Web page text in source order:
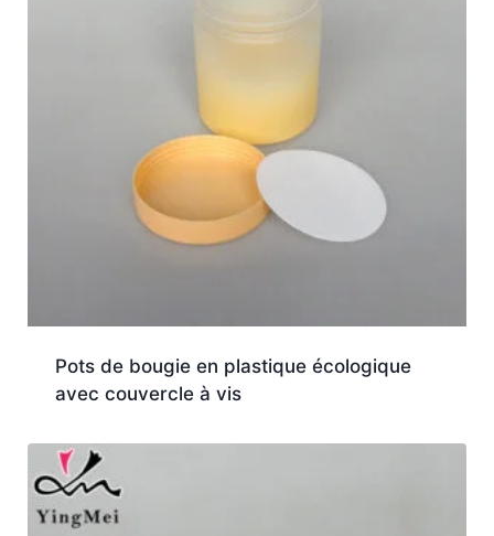
Pots de bougie en plastique écologique
avec couvercle à vis